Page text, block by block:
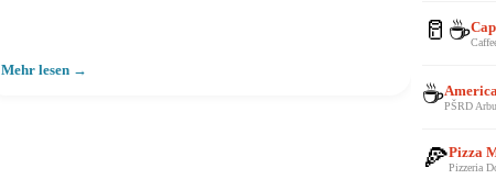
Mehr lesen →
🥛☕
☕PŠRD
🍕Pizza
Pizzeria